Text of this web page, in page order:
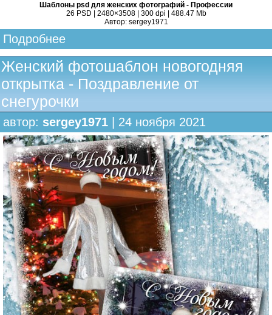
Шаблоны psd для женских фотографий - Профессии
26 PSD | 2480×3508 | 300 dpi | 488.47 Mb
Автор: sergey1971
Подробнее
Женский фотошаблон новогодняя
открытка - Поздравление от
снегурочки
автор: sergey1971 | 24 ноября 2021